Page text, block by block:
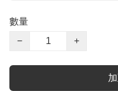
數量
−
+